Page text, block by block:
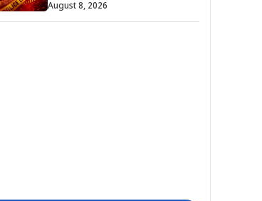
August 8, 2026